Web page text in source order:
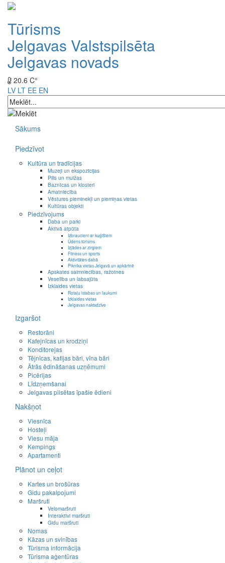
Tūrisms
Jelgavas Valstspilsēta
Jelgavas novads
20.6 C°
LV LT EE EN
Sākums
Piedzīvot
Kultūra un tradīcijas
Muzeji un ekspozīcijas
Pilis un muižas
Baznīcas un klosteri
Amatniecība
Vēstures pieminekļi un piemiņas vietas
Kultūras objekti
Piedzīvojums
Daba un parki
Aktīvā atpūta
Izbraucieni ar kuģīšiem
Ūdens tūrisms
Izjādes ar zirgiem
Fitness un sports
Aktivitātes dabā
Piknika vietas Jelgavā un apkārtnē
Apskates saimniecības, ražotnes
Veselība un labsajūta
Izklaides vietas
Rotaļu istabas un laukumi
Izklaides vietas
Jelgavas naktsdzīve
Izgaršot
Restorāni
Kafejnīcas un krodziņi
Konditorejas
Tējnīcas, kafijas bāri, vīna bāri
Ātrās ēdināšanas uzņēmumi
Picērijas
Līdzņemšanai
Jelgavas pilsētas īpašie ēdieni
Nakšņot
Viesnīca
Hosteļi
Viesu māja
Kempings
Apartamenti
Plānot un ceļot
Kartes un brošūras
Gidu pakalpojumi
Maršruti
Velomaršruti
Interaktīvi maršruti
Gidu maršruti
Nomas
Kāzas un svinības
Tūrisma informācija
Tūrisma aģentūras